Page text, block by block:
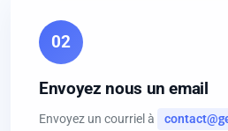
02
Envoyez nous un email
Envoyez un courriel à